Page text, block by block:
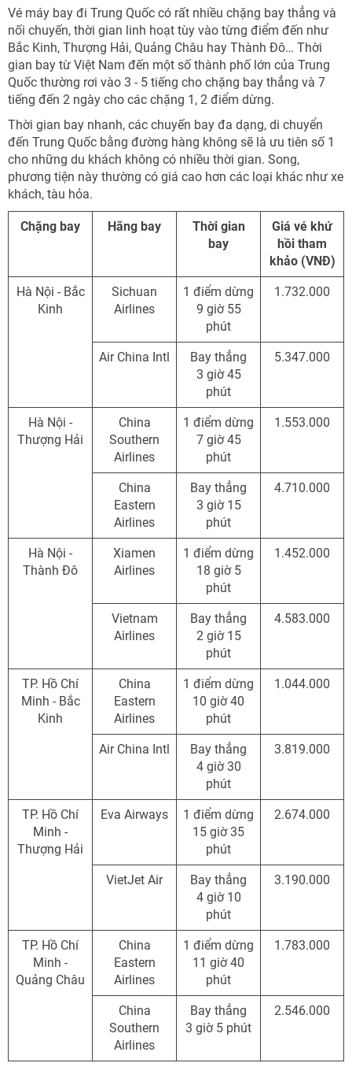
Vé máy bay đi Trung Quốc có rất nhiều chặng bay thẳng và
nối chuyến, thời gian linh hoạt tùy vào từng điểm đến như
Bắc Kinh, Thượng Hải, Quảng Châu hay Thành Đô… Thời
gian bay từ Việt Nam đến một số thành phố lớn của Trung
Quốc thường rơi vào 3 - 5 tiếng cho chặng bay thẳng và 7
tiếng đến 2 ngày cho các chặng 1, 2 điểm dừng.
Thời gian bay nhanh, các chuyến bay đa dạng, di chuyển
đến Trung Quốc bằng đường hàng không sẽ là ưu tiên số 1
cho những du khách không có nhiều thời gian. Song,
phương tiện này thường có giá cao hơn các loại khác như xe
khách, tàu hỏa.
Chặng bay Hãng bay
Thời gian
bay
Giá vé khứ
hồi tham
khảo (VNĐ)
Hà Nội - Bắc
Kinh
Sichuan
Airlines
1 điểm dừng
9 giờ 55
phút
1.732.000
Air China Intl
Bay thẳng
3 giờ 45
phút
5.347.000
Hà Nội -
Thượng Hải
China
Southern
Airlines
1 điểm dừng
7 giờ 45
phút
1.553.000
China
Eastern
Airlines
Bay thẳng
3 giờ 15
phút
4.710.000
Hà Nội -
Thành Đô
Xiamen
Airlines
1 điểm dừng
18 giờ 5
phút
1.452.000
Vietnam
Airlines
Bay thẳng
2 giờ 15
phút
4.583.000
TP. Hồ Chí
Minh - Bắc
Kinh
China
Eastern
Airlines
1 điểm dừng
10 giờ 40
phút
1.044.000
Air China Intl
Bay thẳng
4 giờ 30
phút
3.819.000
TP. Hồ Chí
Minh -
Thượng Hải
Eva Airways
1 điểm dừng
15 giờ 35
phút
2.674.000
VietJet Air
Bay thẳng
4 giờ 10
phút
3.190.000
TP. Hồ Chí
Minh -
Quảng Châu
China
Eastern
Airlines
1 điểm dừng
11 giờ 40
phút
1.783.000
China
Southern
Airlines
Bay thẳng
3 giờ 5 phút
2.546.000